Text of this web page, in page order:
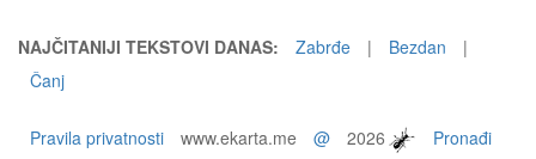
NAJČITANIJI TEKSTOVI DANAS: Zabrđe | Bezdan
|
Čanj
Pravila privatnosti www.ekarta.me @ 2026
Pronađi